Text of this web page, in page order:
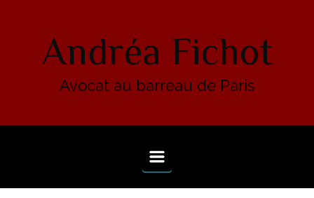
Andréa Fichot
Avocat au barreau de Paris